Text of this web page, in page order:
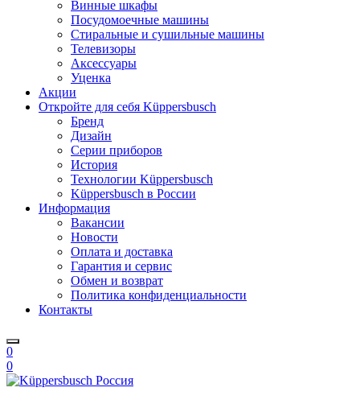
Винные шкафы
Посудомоечные машины
Стиральные и сушильные машины
Телевизоры
Аксессуары
Уценка
Акции
Откройте для себя Küppersbusch
Бренд
Дизайн
Серии приборов
История
Технологии Küppersbusch
Küppersbusch в России
Информация
Вакансии
Новости
Оплата и доставка
Гарантия и сервис
Обмен и возврат
Политика конфиденциальности
Контакты
0
0